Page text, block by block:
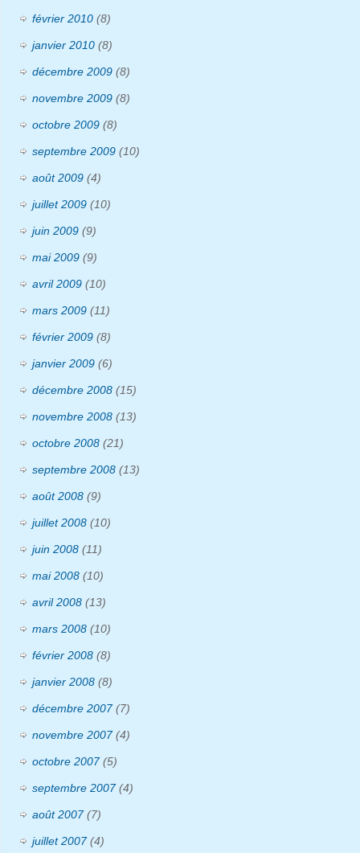
février 2010 (8)
janvier 2010 (8)
décembre 2009 (8)
novembre 2009 (8)
octobre 2009 (8)
septembre 2009 (10)
août 2009 (4)
juillet 2009 (10)
juin 2009 (9)
mai 2009 (9)
avril 2009 (10)
mars 2009 (11)
février 2009 (8)
janvier 2009 (6)
décembre 2008 (15)
novembre 2008 (13)
octobre 2008 (21)
septembre 2008 (13)
août 2008 (9)
juillet 2008 (10)
juin 2008 (11)
mai 2008 (10)
avril 2008 (13)
mars 2008 (10)
février 2008 (8)
janvier 2008 (8)
décembre 2007(7)
novembre 2007(4)
octobre 2007(5)
septembre 2007(4)
août 2007(7)
juillet 2007(4)